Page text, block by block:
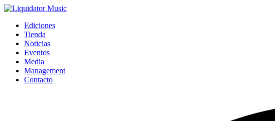
Ediciones
Tienda
Noticias
Eventos
Media
Management
Contacto